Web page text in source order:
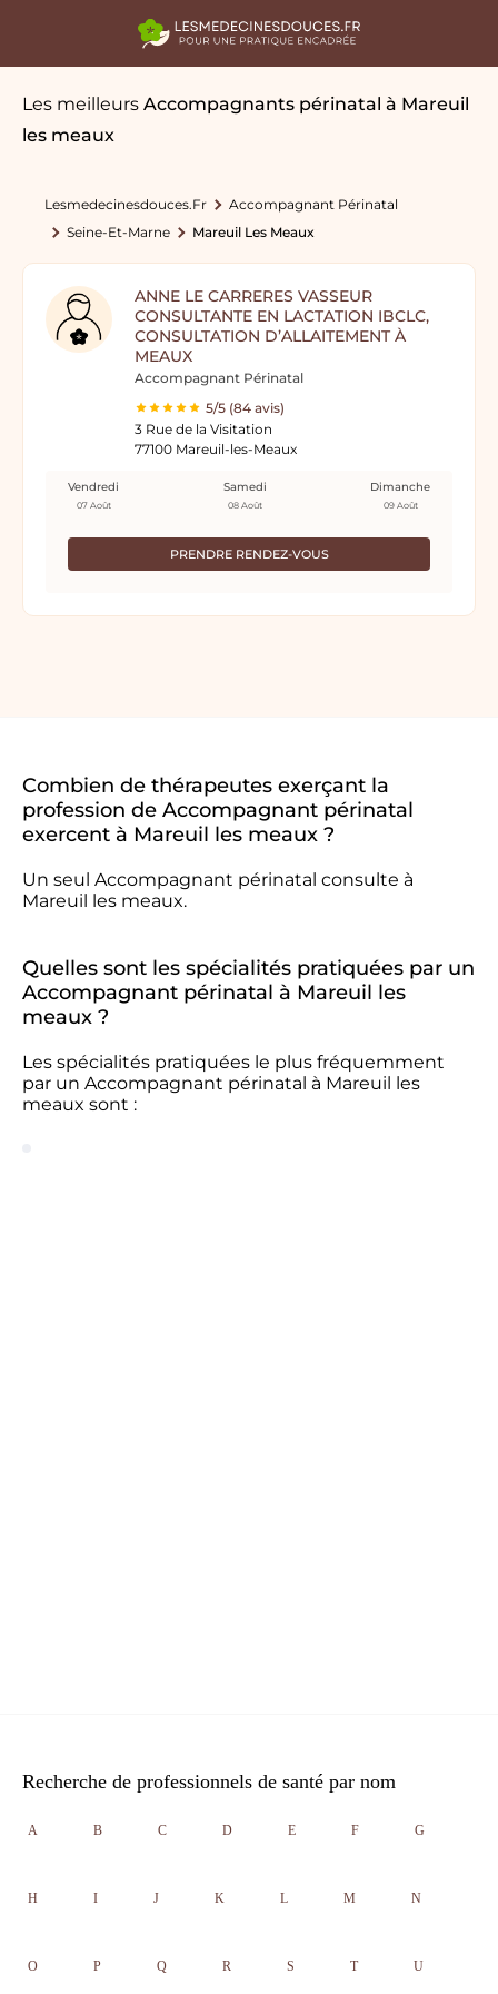
Les meilleurs Accompagnants périnatal à Mareuil
les meaux
Lesmedecinesdouces.fr
Accompagnant Périnatal
Seine-Et-Marne
Mareuil Les Meaux
ANNE LE CARRERES VASSEUR
CONSULTANTE EN LACTATION IBCLC,
CONSULTATION D’ALLAITEMENT À
MEAUX
Accompagnant Périnatal
5/5 (84 avis)
3 Rue de la Visitation
77100 Mareuil-les-Meaux
PRENDRE RENDEZ-VOUS
Vendredi
07 Août
Samedi
08 Août
Dimanche
09 Août
Combien de thérapeutes exerçant la
profession de Accompagnant périnatal
exercent à Mareuil les meaux ?
Un seul Accompagnant périnatal consulte à
Mareuil les meaux.
Quelles sont les spécialités pratiquées par un
Accompagnant périnatal à Mareuil les
meaux ?
Les spécialités pratiquées le plus fréquemment
par un Accompagnant périnatal à Mareuil les
meaux sont :
Recherche de professionnels de santé par nom
A B C D E F G
H I J K L M N
O P Q R S T U